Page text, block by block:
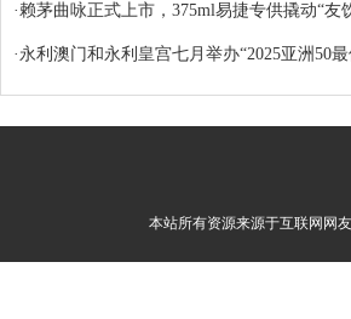
·赖茅曲咏正式上市，375ml易捷专供撬动“友
· 永利澳门和永利皇宫七月举办“2025亚洲50
本站所有资源来源于互联网网